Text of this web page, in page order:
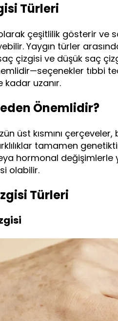
Türleri
çeşitlilik gösterir ve
Yaygın türler
çizgisi ve düşük saç
tıbbi
uzanır.
Önemlidir?
üst kısmını
tamamen
hormonal
olabilir.
Türleri